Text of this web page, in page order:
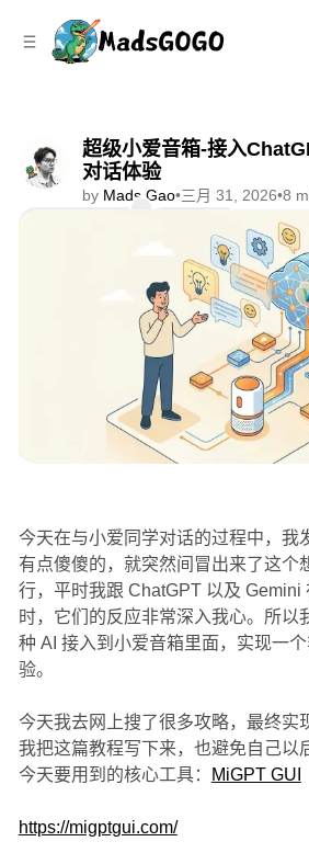
超级小爱音箱-接入
对话体验
by Mads Gao•三月 31, 2026•8
今天在与小爱同学对话的过程中，我
有点傻傻的，就突然间冒出来了这个
行，平时我跟 ChatGPT 以及 Gemini
时，它们的反应非常深入我心。所以
种 AI 接入到小爱音箱里面，实现一
验。
今天我去网上搜了很多攻略，最终实
我把这篇教程写下来，也避免自己以
今天要用到的核心工具：
MiGPT GUI
https://migptgui.com/